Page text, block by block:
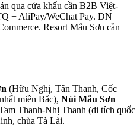
qua cửa khẩu cần B2B Việt-
+ AliPay/WeChat Pay. DN
Resort Mẫu Sơn cần
(Hữu Nghị, Tân Thanh, Cốc
miền Bắc), Núi Mẫu Sơn
Thanh-Nhị Thanh (di tích quốc
chùa Tà Lài.